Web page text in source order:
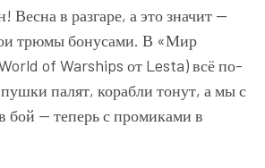
Весна в разгаре, а это значит —
трюмы бонусами. В «Мир
of Warships от Lesta) всё по-
палят, корабли тонут, а мы с
бой — теперь с промиками в